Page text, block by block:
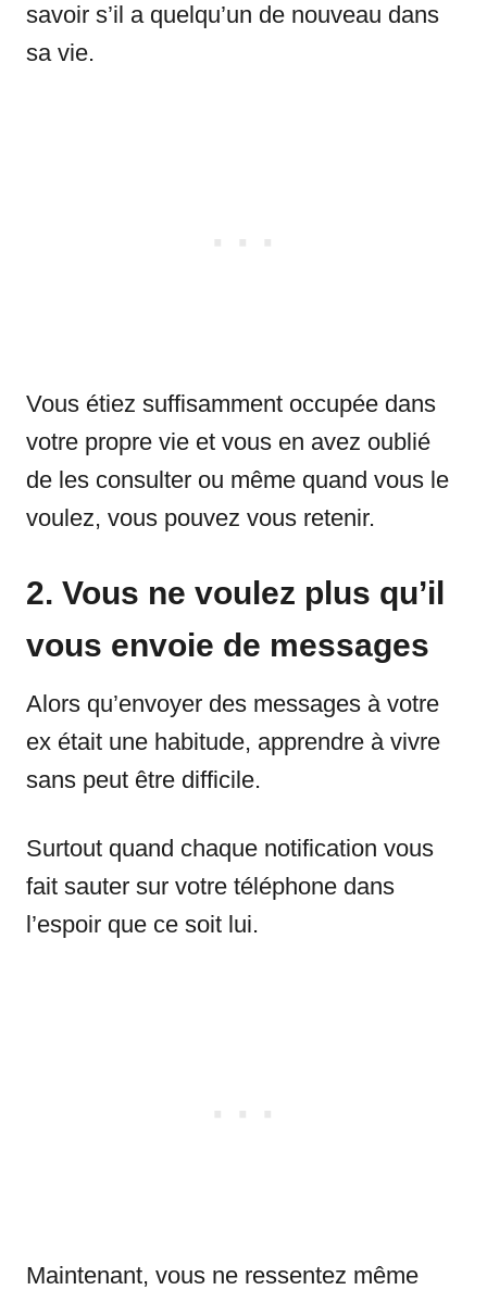
savoir s’il a quelqu’un de nouveau dans
sa vie.
Vous étiez suffisamment occupée dans
votre propre vie et vous en avez oublié
de les consulter ou même quand vous le
voulez, vous pouvez vous retenir.
2. Vous ne voulez plus qu’il
vous envoie de messages
Alors qu’envoyer des messages à votre
ex était une habitude, apprendre à vivre
sans peut être difficile.
Surtout quand chaque notification vous
fait sauter sur votre téléphone dans
l’espoir que ce soit lui.
Maintenant, vous ne ressentez même